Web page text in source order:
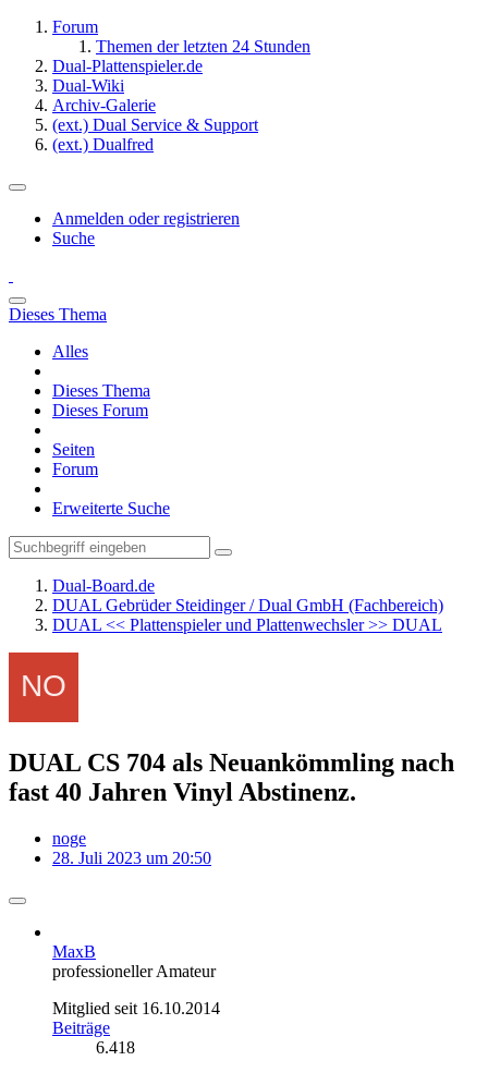
Forum
Themen der letzten 24 Stunden
Dual-Plattenspieler.de
Dual-Wiki
Archiv-Galerie
(ext.) Dual Service & Support
(ext.) Dualfred
Anmelden oder registrieren
Suche
Dieses Thema
Alles
Dieses Thema
Dieses Forum
Seiten
Forum
Erweiterte Suche
Dual-Board.de
DUAL Gebrüder Steidinger / Dual GmbH (Fachbereich)
DUAL << Plattenspieler und Plattenwechsler >> DUAL
DUAL CS 704 als Neuankömmling nach
fast 40 Jahren Vinyl Abstinenz.
noge
28. Juli 2023 um 20:50
MaxB
professioneller Amateur
Mitglied seit 16.10.2014
Beiträge
6.418